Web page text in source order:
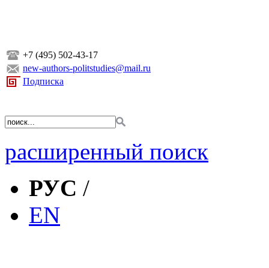
+7 (495) 502-43-17
new-authors-politstudies@mail.ru
Подписка
расширенный поиск
РУС /
EN